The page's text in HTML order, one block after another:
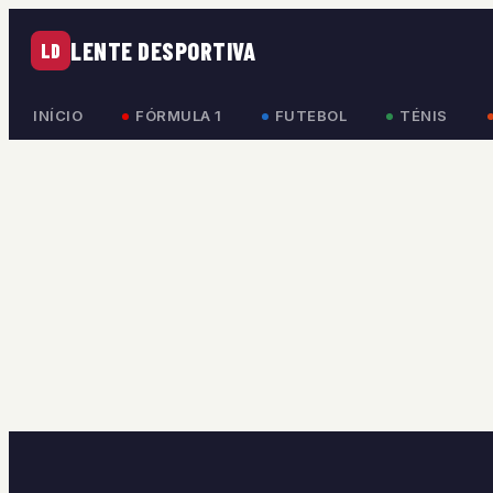
LD LENTE DESPORTIVA
INÍCIO FÓRMULA 1 FUTEBOL TÉNIS